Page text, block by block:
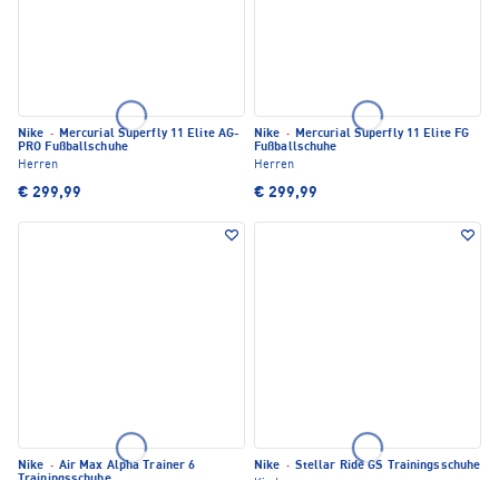
Nike · Mercurial Superfly 11 Elite AG-
PRO Fußballschuhe
Herren
€ 299,99
Nike · Mercurial Superfly 11 Elite FG
Fußballschuhe
Herren
€ 299,99
Nike · Air Max Alpha Trainer 6
Nike · Stellar Ride GS Trainingsschuhe